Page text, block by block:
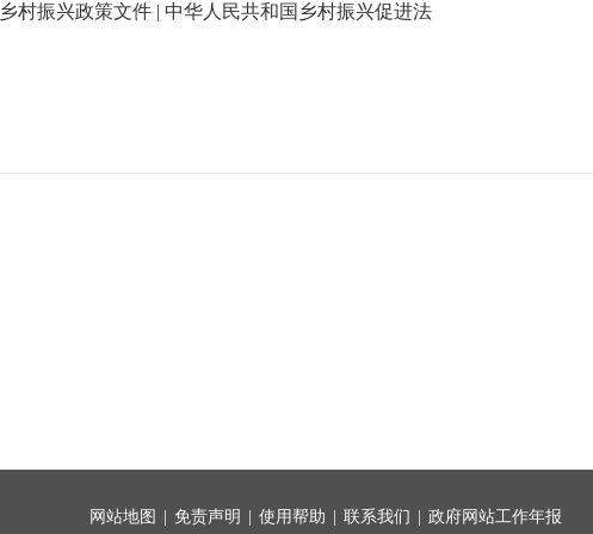
乡村振兴政策文件 | 中华人民共和国乡村振兴促进法
网站地图 免责声明 使用帮助 联系我们 政府网站工作年报